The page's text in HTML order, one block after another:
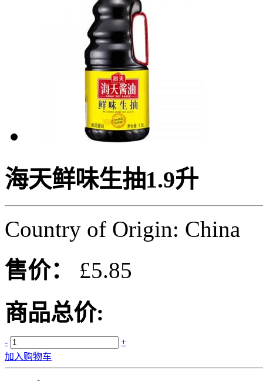
海天鲜味生抽1.9升
Country of Origin: China
售价：
£5.85
商品总价:
-
+
加入购物车